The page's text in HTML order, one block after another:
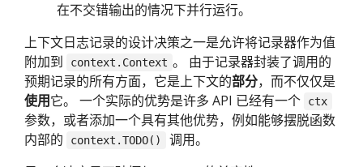
在不交错输出的情况下并行运行。
上下文日志记录的设计决策之一是允许将记录器作为值
附加到
context.Context 。 由于记录器封装了调用的
预期记录的所有方面，它是上下文的部分，而不仅仅是
使用它。 一个实际的优势是许多 API 已经有一个 ctx
参数，或者添加一个具有其他优势，例如能够摆脱函数
内部的
context.TODO()
调用。